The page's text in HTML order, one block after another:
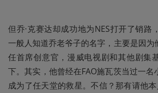
但乔·克赛达却成功地为NES打开了销路
一般人知道乔老爷子的名字，主要是因为
任首席创意官，漫威电视剧和其他剧集
下。其实，他曾经在FAO施瓦茨当过一名
成为了任天堂的救星。不信？那有请他